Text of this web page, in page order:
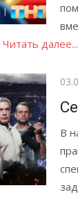
Читать далее...
В